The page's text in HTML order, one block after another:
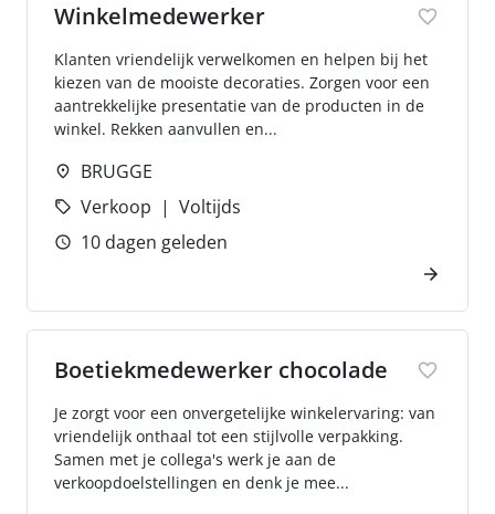
Winkelmedewerker
Klanten vriendelijk verwelkomen en helpen bij het
kiezen van de mooiste decoraties. Zorgen voor een
aantrekkelijke presentatie van de producten in de
winkel. Rekken aanvullen en...
BRUGGE
Verkoop
Voltijds
10 dagen geleden
Boetiekmedewerker chocolade
Je zorgt voor een onvergetelijke winkelervaring: van
vriendelijk onthaal tot een stijlvolle verpakking.
Samen met je collega's werk je aan de
verkoopdoelstellingen en denk je mee...